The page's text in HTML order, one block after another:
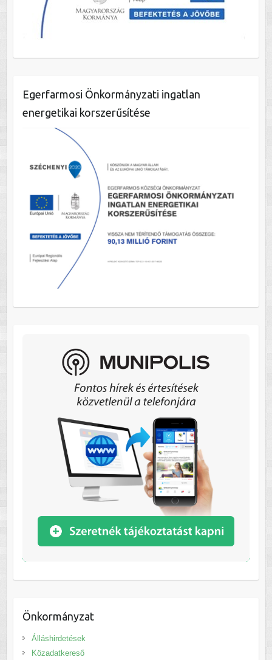
Egerfarmosi Önkormányzati ingatlan
energetikai korszerűsítése
Önkormányzat
Álláshirdetések
Közadatkereső